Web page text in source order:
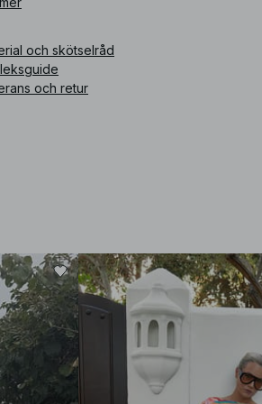
och skötselråd
och retur